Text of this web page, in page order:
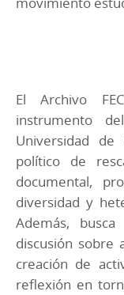
El Archivo
instrumento
Universidad
político de
documental,
diversidad y
Además,
discusión sobre
creación de
reflexión en